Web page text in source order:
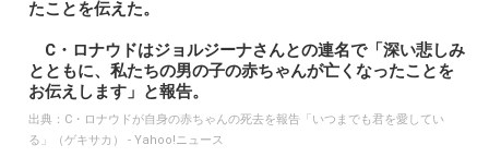
たことを伝えた。
C・ロナウドはジョルジーナさんとの連名で「深い悲しみ
とともに、私たちの男の子の赤ちゃんが亡くなったことを
お伝えします」と報告。
出典： C・ロナウドが自身の赤ちゃんの死去を報告「いつまでも君を愛してい
る」（ゲキサカ） - Yahoo!ニュース